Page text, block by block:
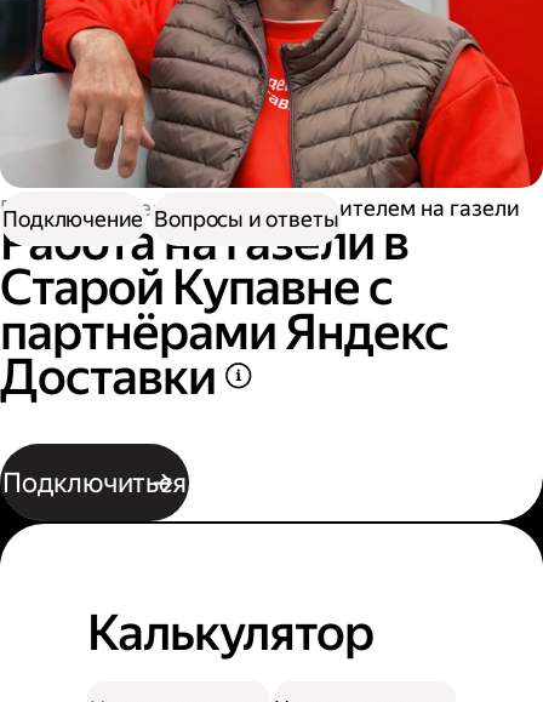
Работа водителем Работа водителем на газели
Работа на газели в
Старой Купавне с
партнёрами Яндекс
Доставки
Подключиться
Подключение Вопросы и ответы
Калькулятор